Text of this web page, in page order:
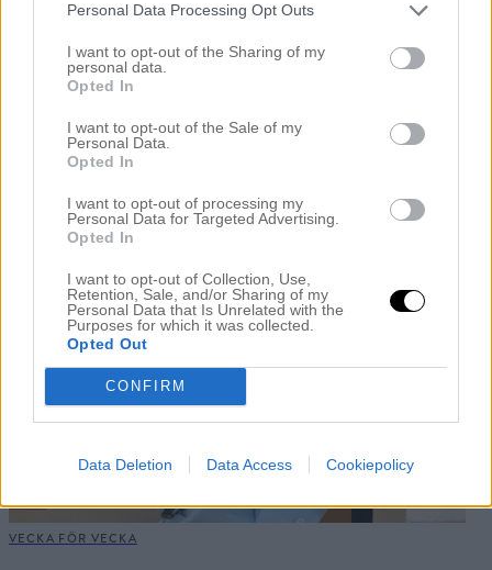
Personal Data Processing Opt Outs
I want to opt-out of the Sharing of my
personal data.
Opted In
I want to opt-out of the Sale of my
Personal Data.
Opted In
I want to opt-out of processing my
Personal Data for Targeted Advertising.
Opted In
I want to opt-out of Collection, Use,
Retention, Sale, and/or Sharing of my
Personal Data that Is Unrelated with the
Purposes for which it was collected.
Opted Out
CONFIRM
Data Deletion Data Access Cookiepolicy
VECKA FÖR VECKA
Min graviditet: Vecka 30
VECKA FÖR VECKA